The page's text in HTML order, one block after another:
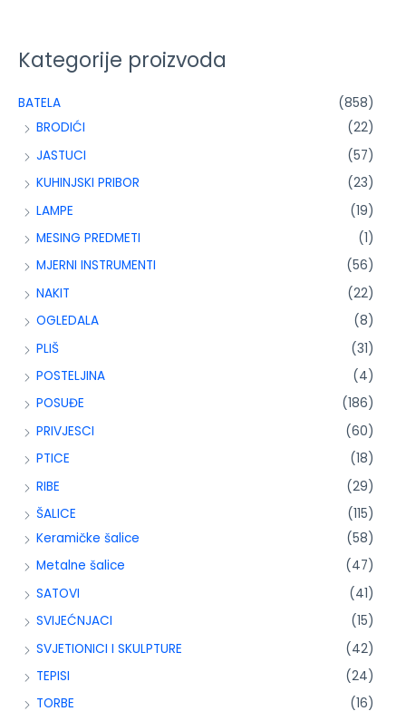
Kategorije proizvoda
BATELA
(858)
BRODIĆI
(22)
JASTUCI
(57)
KUHINJSKI PRIBOR
(23)
LAMPE
(19)
MESING PREDMETI
(1)
MJERNI INSTRUMENTI
(56)
NAKIT
(22)
OGLEDALA
(8)
PLIŠ
(31)
POSTELJINA
(4)
POSUĐE
(186)
PRIVJESCI
(60)
PTICE
(18)
RIBE
(29)
ŠALICE
(115)
Keramičke šalice
(58)
Metalne šalice
(47)
SATOVI
(41)
SVIJEĆNJACI
(15)
SVJETIONICI I SKULPTURE
(42)
TEPISI
(24)
TORBE
(16)